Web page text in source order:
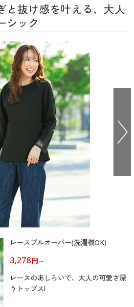
着
通販すべて
ック
ト
着
服
下着
のご注文
ト
着
通販すべて
ック
ト
服
下着
のご注文
ト
と抜け感を叶える、大人
シック
レースプルオーバー(洗濯機OK)
3,278円 ～
レースのあしらいで、大人の可愛さ漂
うトップス!